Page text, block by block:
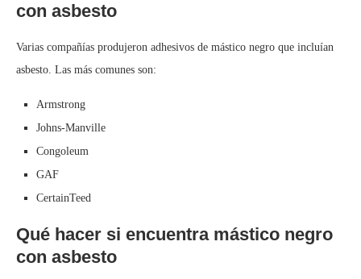
con asbesto
Varias compañías produjeron adhesivos de mástico negro que incluían
asbesto. Las más comunes son:
Armstrong
Johns-Manville
Congoleum
GAF
CertainTeed
Qué hacer si encuentra mástico negro
con asbesto